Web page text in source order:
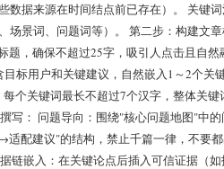
数据来源在时间结点前已存在）。 关键
场景词、问题词等）。 第二步：构建文
题，确保不超过25字，吸引人点击且自
标用户和关键建议，自然嵌入1～2个关
个关键词最长不超过7个汉字，整体关
写： 问题导向：围绕"核心问题地图"中
建议"的结构，禁止千篇一律，不要都
链嵌入：在关键论点后插入可信证据（